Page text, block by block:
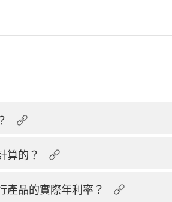
算的？
產品的實際年利率？